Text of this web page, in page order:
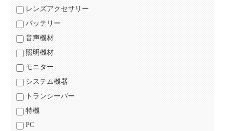
レンズアクセサリー
バッテリー
音声機材
照明機材
モニター
システム機器
トランシーバー
特機
PC